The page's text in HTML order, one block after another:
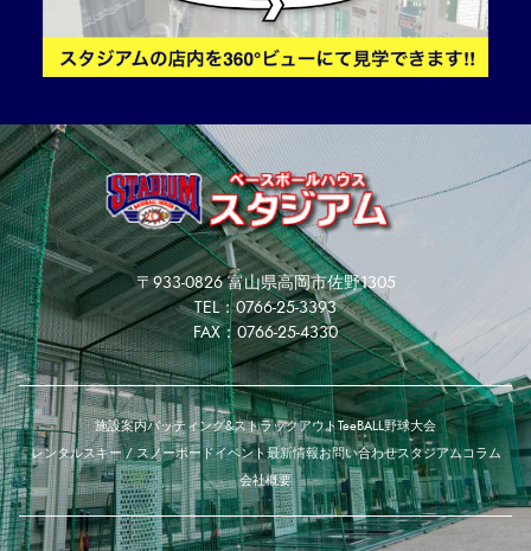
〒933-0826 富山県高岡市佐野1305
TEL：0766-25-3393
FAX：0766-25-4330
施設案内バッティング&ストラックアウトTeeBALL野球大会
レンタルスキー / スノーボードイベント最新情報お問い合わせスタジアムコラム
会社概要